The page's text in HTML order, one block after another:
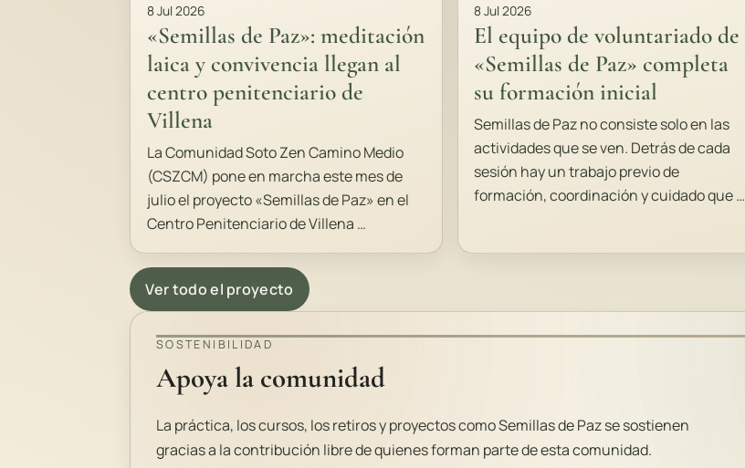
8 Jul 2026
«Semillas de Paz»: meditación
laica y convivencia llegan al
centro penitenciario de
Villena
La Comunidad Soto Zen Camino Medio
(CSZCM) pone en marcha este mes de
julio el proyecto «Semillas de Paz» en el
Centro Penitenciario de Villena …
8 Jul 2026
El equipo de voluntariado de
«Semillas de Paz» completa
su formación inicial
Semillas de Paz no consiste solo en las
actividades que se ven. Detrás de cada
sesión hay un trabajo previo de
formación, coordinación y cuidado que …
Ver todo el proyecto
SOSTENIBILIDAD
Apoya la comunidad
La práctica, los cursos, los retiros y proyectos como Semillas de Paz se sostienen
gracias a la contribución libre de quienes forman parte de esta comunidad.